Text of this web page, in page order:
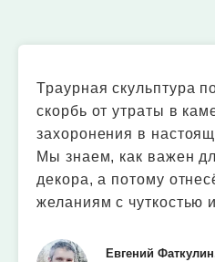
Траурная скульптура
скорбь от утраты в
захоронения в
Мы знаем, как важен
декора, а потому
желаниям с чуткостью
Евгений